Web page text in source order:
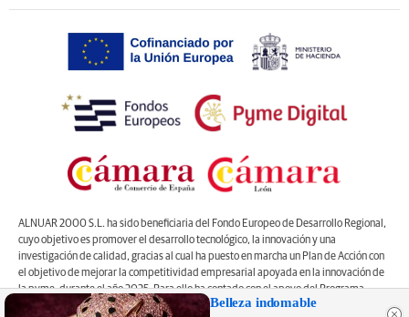
ALNUAR 2000 S.L. ha sido beneficiaria del Fondo Europeo de Desarrollo Regional,
cuyo objetivo es promover el desarrollo tecnológico, la innovación y una
investigación de calidad, gracias al cual ha puesto en marcha un Plan de Acción con
el objetivo de mejorar la competitividad empresarial apoyada en la innovación de
la pyme, durante el año 2025. Para ello ha contado con el apoyo del Programa
Pyme Innova de la Cámara de Comercio de León#EuropaSeSiente”
Belleza indomable